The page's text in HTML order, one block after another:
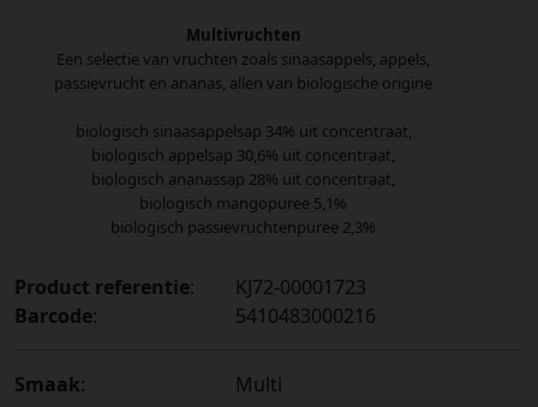
Multivruchten
Een selectie van vruchten zoals sinaasappels, appels,
passievrucht en ananas, allen van biologische origine
biologisch sinaasappelsap 34% uit concentraat,
biologisch appelsap 30,6% uit concentraat,
biologisch ananassap 28% uit concentraat,
biologisch mangopuree 5,1%
biologisch passievruchtenpuree 2,3%
Product referentie:
KJ72-00001723
Barcode: 5410483000216
Smaak: Multi